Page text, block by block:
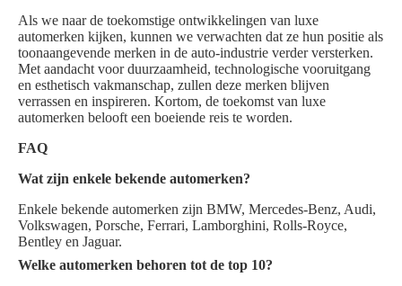
Als we naar de toekomstige ontwikkelingen van luxe
automerken kijken, kunnen we verwachten dat ze hun positie als
toonaangevende merken in de auto-industrie verder versterken.
Met aandacht voor duurzaamheid, technologische vooruitgang
en esthetisch vakmanschap, zullen deze merken blijven
verrassen en inspireren. Kortom, de toekomst van luxe
automerken belooft een boeiende reis te worden.
FAQ
Wat zijn enkele bekende automerken?
Enkele bekende automerken zijn BMW, Mercedes-Benz, Audi,
Volkswagen, Porsche, Ferrari, Lamborghini, Rolls-Royce,
Bentley en Jaguar.
Welke automerken behoren tot de top 10?